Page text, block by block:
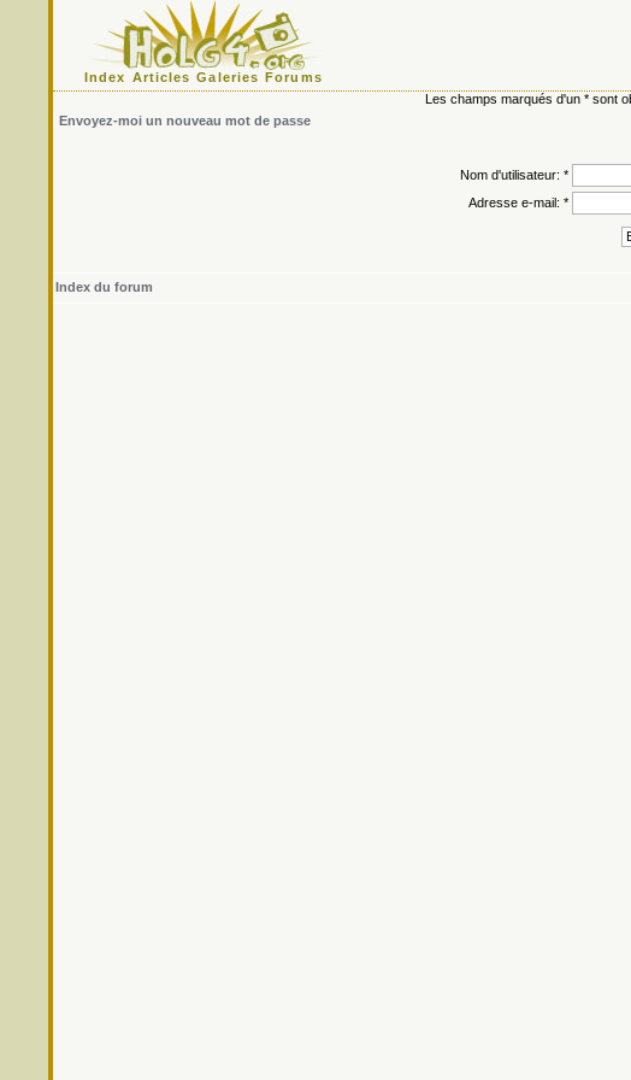
Index Articles Galeries Forums
Les champs marqués d'un * sont
Envoyez-moi un nouveau mot de passe
Nom d'utilisateur: *
Adresse e-mail: *
Index du forum